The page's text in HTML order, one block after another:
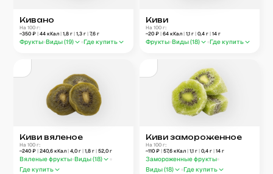
Кивано
На 100 г:
~350 ₽| 44 кКал| 1,8 г| 1,3 г| 7,6 г
Фрукты Виды (19) Где купить
Киви
На 100 г:
~20 ₽ | 64 кКал | 1,1 г | 0,4 г | 14 г
Фрукты Виды (18) Где купить
Киви вяленое
На 100 г:
~240 ₽| 240,6 кКал| 4,0 г| 1,8 г| 52,0 г
Вяленые фрукты Виды (18)
Где купить
Киви замороженное
На 100 г:
~110 ₽ | 57,6 кКал | 1,1 г | 0,4 г | 14 г
Замороженные фрукты
Виды (18) Где купить